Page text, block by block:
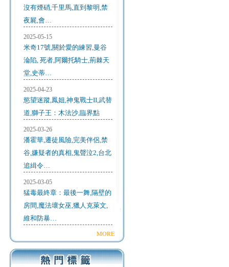
沒有煙硝,千里馬,直到黎明,禁
夜屍,會…
2025-05-15
米奇17號,關於愛的練習,曼谷
淪陷, 死者,阿爾托騎士,荊棘天
堂,史蒂…
2025-04-23
慾望迷蹤,鳳姐,神鬼戰士II,武替
道,獅子王：木法沙,臨界點
2025-03-26
潘霍華,遷徒風險,完美伴侶,禁
谷,嫌疑者的真相,鬼聲泣2,台北
追緝令…
2025-03-05
猛毒最終章：最後一舞,隔壁的
房間,魔法壞女巫,獵人克萊文,
維和防暴…
MORE